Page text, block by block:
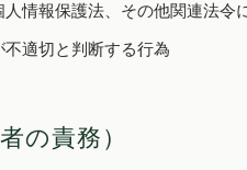
情報保護法、その他関連法令
不適切と判断する行為
の責務）